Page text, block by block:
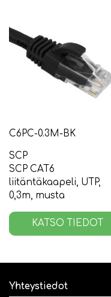
C6PC-0.3M-BK
SCP
SCP CAT6
liitäntäkaapeli, UTP,
0,3m, musta
KATSO TIEDOT
Yhteystiedot